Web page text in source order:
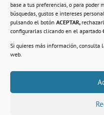
base a tus preferencias, o para poder
búsquedas, gustos e intereses
pulsando el botón ACEPTAR,
configurarlas clicando en el apartado
Si quieres más información, consulta
web.
Política de Cookies.
© 2021. Realizado en